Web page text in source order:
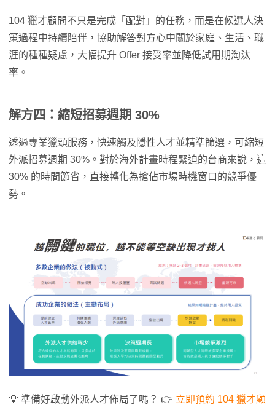
104 獵才顧問不只是完成「配對」的任務，而是在候選人決
策過程中持續陪伴，協助解答對方心中關於家庭、生活、職
涯的種種疑慮，大幅提升 Offer 接受率並降低試用期淘汰
率。
解方四：縮短招募週期 30%
透過專業獵頭服務，快速觸及隱性人才並精準篩選，可縮短
外派招募週期 30%。對於海外計畫時程緊迫的台商來說，這
30% 的時間節省，直接轉化為搶佔市場時機窗口的競爭優
勢。
💡 準備好啟動外派人才佈局了嗎？ 👉 立即預約 104 獵才顧